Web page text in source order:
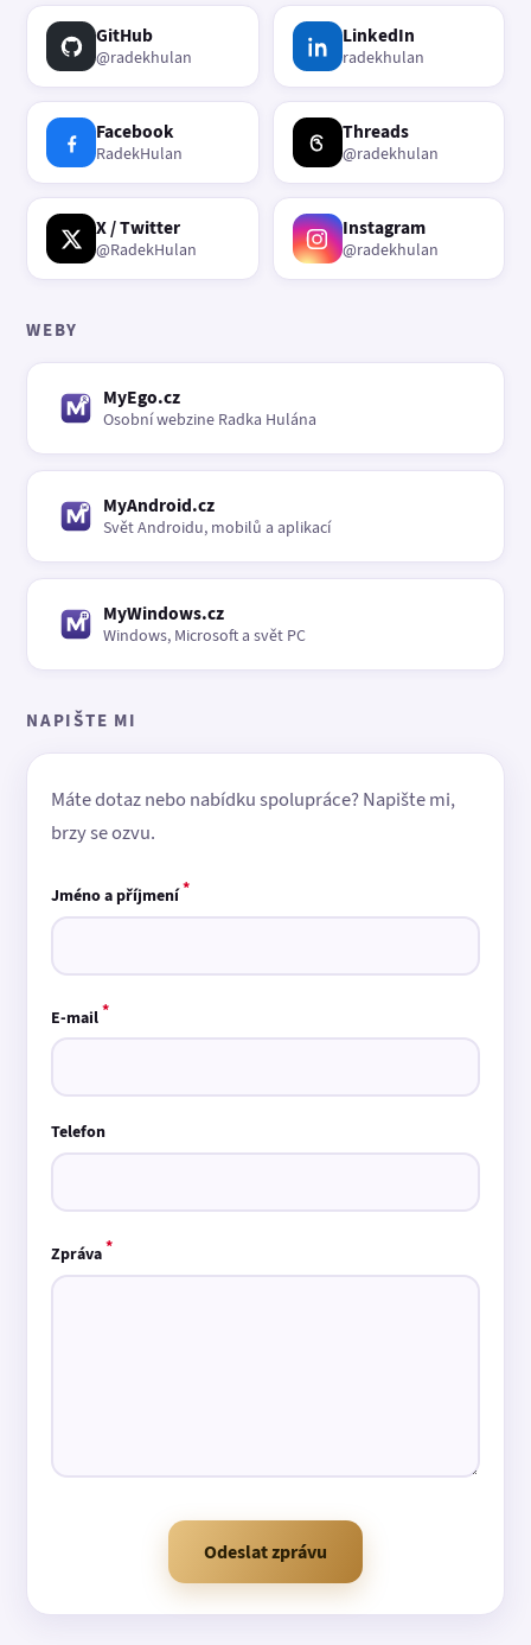
GitHub
@radekhulan
LinkedIn
radekhulan
Facebook
RadekHulan
Threads
@radekhulan
X / Twitter
@RadekHulan
Instagram
@radekhulan
WEBY
MyEgo.cz
Osobní webzine Radka Hulána
MyAndroid.cz
Svět Androidu, mobilů a aplikací
MyWindows.cz
Windows, Microsoft a svět PC
NAPIŠTE MI
Máte dotaz nebo nabídku spolupráce? Napište mi,
brzy se ozvu.
Jméno a příjmení*
E-mail*
Telefon
Zpráva*
Odeslat zprávu